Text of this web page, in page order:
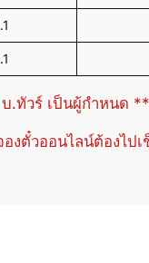
.ทัวร์ เป็นผู้กำหนด **
องตั๋วออนไลน์ต้องไ